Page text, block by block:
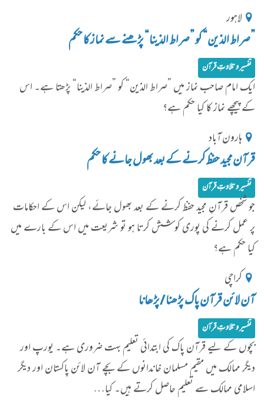
لاہور
”صراط الذین“ کو ”صراط الذینا“ پڑھنے سے نماز کا حکم
تفسیر و تلاوتِ قرآن
ایک امام صاحب نماز میں ”صراط الذین“ کو ”صراط الذینا“ پڑھتا ہے۔ اس
کے پیچھے نماز کا کیا حکم ہے؟
ہارون آباد
قرآن مجید حفظ کرنے کے بعد بھول جانے کا حکم
تفسیر و تلاوتِ قرآن
جو شخص قرآنِ مجید حفظ کرنے کے بعد بھول جائے، لیکن اس کے احکامات
پر عمل کرنے کی پوری کوشش کرتا ہو تو شریعت میں اس کے بارے میں
کیا حکم ہے؟
کراچی
آن لائن قرآن پاک پڑھنا/پڑھانا
تفسیر و تلاوتِ قرآن
بچوں کے لیے قرآن پاک کی ابتدائی تعلیم بہت ضروری ہے۔ یورپ اور
دیگر ممالک میں مقیم مسلمان خاندانوں کے بچے آن لائن پاکستان اور دیگر
اسلامی ممالک سے تعلیم حاصل کرتے ہیں۔ کیا…